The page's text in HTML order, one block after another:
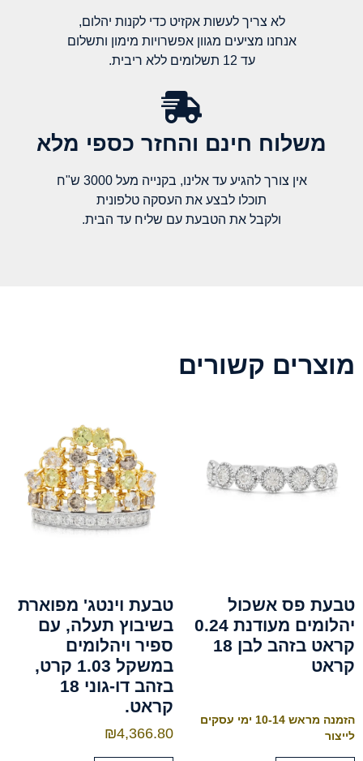
לא צריך לעשות אקזיט כדי לקנות יהלום,
אנחנו מציעים מגוון אפשרויות מימון ותשלום
עד 12 תשלומים ללא ריבית.
משלוח חינם והחזר כספי מלא​
אין צורך להגיע עד אלינו, בקנייה מעל 3000 ש"ח
תוכלו לבצע את העסקה טלפונית
ולקבל את הטבעת עם שליח עד הבית.
מוצרים קשורים
טבעת פס אשכול
יהלומים מעודנת 0.24
קראט בזהב לבן 18
קראט
הזמנה מראש 10-14 ימי עסקים
לייצור
טבעת וינטג' מפוארת
בשיבוץ תעלה, עם
ספיר ויהלומים
במשקל 1.03 קרט,
בזהב דו-גוני 18
קראט.
₪4,366.80